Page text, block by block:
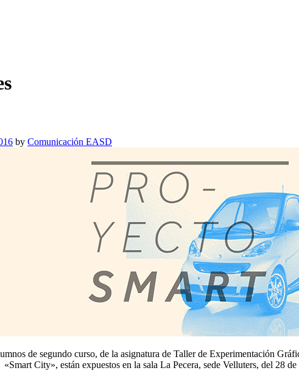
by Comunicación EASD
de segundo curso, de la asignatura de Taller de Experimentación
City», están expuestos en la sala La Pecera, sede Velluters, del 28